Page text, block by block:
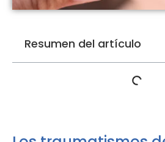
Resumen del artículo